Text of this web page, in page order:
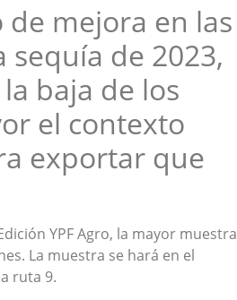
mejora en las
de 2023,
baja de los
el contexto
exportar que
YPF Agro, la mayor muestra
La muestra se hará en el
ruta 9.